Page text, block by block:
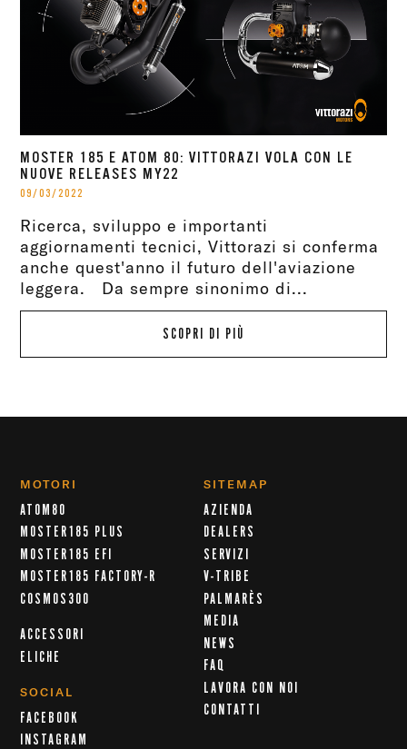
MOSTER 185 E ATOM 80: VITTORAZI VOLA CON LE
NUOVE RELEASES MY22
09/03/2022
Ricerca, sviluppo e importanti
aggiornamenti tecnici, Vittorazi si conferma
anche quest'anno il futuro dell'aviazione
leggera. Da sempre sinonimo di...
SCOPRI DI PIÙ
MOTORI
ATOM80
MOSTER185 PLUS
MOSTER185 EFI
MOSTER185 FACTORY-R
COSMOS300
ACCESSORI
ELICHE
SOCIAL
FACEBOOK
INSTAGRAM
SITEMAP
AZIENDA
DEALERS
SERVIZI
V-TRIBE
PALMARÈS
MEDIA
NEWS
FAQ
LAVORA CON NOI
CONTATTI